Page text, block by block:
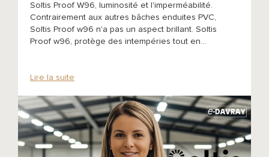
Soltis Proof W96, luminosité et l'imperméabilité.
Contrairement aux autres bâches enduites PVC,
Soltis Proof w96 n'a pas un aspect brillant. Soltis
Proof w96, protège des intempéries tout en...
Lire la suite